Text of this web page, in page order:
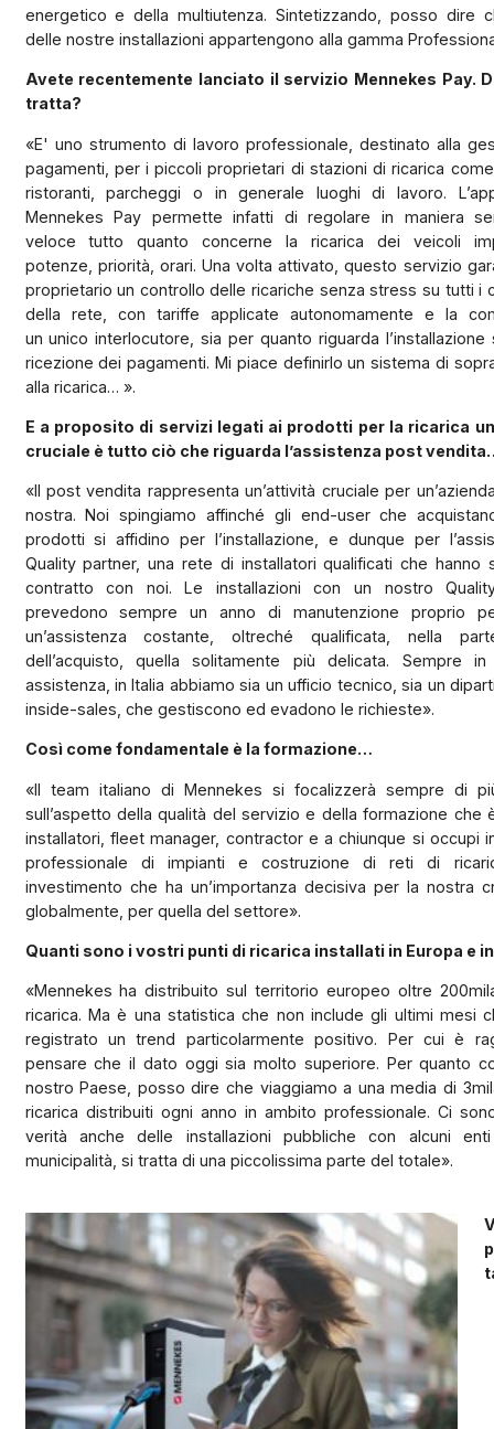
energetico e della multiutenza. Sintetizzando, posso dire
delle nostre installazioni appartengono alla gamma
Avete recentemente lanciato il servizio Mennekes Pay.
tratta?
«E' uno strumento di lavoro professionale, destinato alla
pagamenti, per i piccoli proprietari di stazioni di ricarica
ristoranti, parcheggi o in generale luoghi di lavoro.
Mennekes Pay permette infatti di regolare in maniera
veloce tutto quanto concerne la ricarica dei veicoli
potenze, priorità, orari. Una volta attivato, questo servizio
proprietario un controllo delle ricariche senza stress su tutti i
della rete, con tariffe applicate autonomamente e la
un unico interlocutore, sia per quanto riguarda l’installazione
ricezione dei pagamenti. Mi piace definirlo un sistema di
alla ricarica… ».
E a proposito di servizi legati ai prodotti per la ricarica
cruciale è tutto ciò che riguarda l’assistenza post
«Il post vendita rappresenta un’attività cruciale per
nostra. Noi spingiamo affinché gli end-user che
prodotti si affidino per l’installazione, e dunque per
Quality partner, una rete di installatori qualificati che hanno
contratto con noi. Le installazioni con un nostro
prevedono sempre un anno di manutenzione proprio
un’assistenza costante, oltreché qualificata, nella
dell’acquisto, quella solitamente più delicata. Sempre
assistenza, in Italia abbiamo sia un ufficio tecnico, sia un
inside-sales, che gestiscono ed evadono le richieste».
Così come fondamentale è la formazione…
«Il team italiano di Mennekes si focalizzerà sempre di
sull’aspetto della qualità del servizio e della formazione che
installatori, fleet manager, contractor e a chiunque si occupi
professionale di impianti e costruzione di reti di
investimento che ha un’importanza decisiva per la nostra
globalmente, per quella del settore».
Quanti sono i vostri punti di ricarica installati in Europa e
«Mennekes ha distribuito sul territorio europeo oltre
ricarica. Ma è una statistica che non include gli ultimi mesi
registrato un trend particolarmente positivo. Per cui è
pensare che il dato oggi sia molto superiore. Per quanto
nostro Paese, posso dire che viaggiamo a una media di
ricarica distribuiti ogni anno in ambito professionale. Ci
verità anche delle installazioni pubbliche con alcuni
municipalità, si tratta di una piccolissima parte del totale».